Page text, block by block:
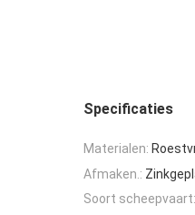
Specificaties
Materialen:
Afmaken.:
Soort scheepvaart: